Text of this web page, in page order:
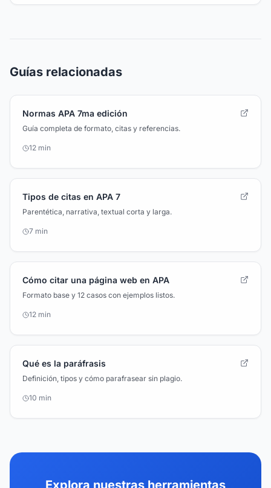
Guías relacionadas
Normas APA 7ma edición
Guía completa de formato, citas y referencias.
12 min
Tipos de citas en APA 7
Parentética, narrativa, textual corta y larga.
7 min
Cómo citar una página web en APA
Formato base y 12 casos con ejemplos listos.
12 min
Qué es la paráfrasis
Definición, tipos y cómo parafrasear sin plagio.
10 min
Explora nuestras herramientas